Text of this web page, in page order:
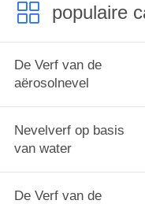
populaire
De Verf van de
aërosolnevel
Nevelverf op basis
van water
De Verf van de